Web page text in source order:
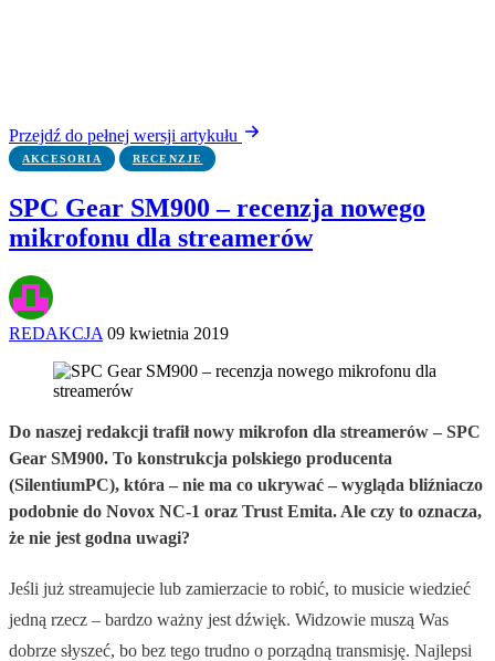
Przejdź do pełnej wersji artykułu
AKCESORIA RECENZJE
SPC Gear SM900 – recenzja nowego
mikrofonu dla streamerów
REDAKCJA 09 kwietnia 2019
Do naszej redakcji trafił nowy mikrofon dla streamerów – SPC
Gear SM900. To konstrukcja polskiego producenta
(SilentiumPC), która – nie ma co ukrywać – wygląda bliźniaczo
podobnie do Novox NC-1 oraz Trust Emita. Ale czy to oznacza,
że nie jest godna uwagi?
Jeśli już streamujecie lub zamierzacie to robić, to musicie wiedzieć
jedną rzecz – bardzo ważny jest dźwięk. Widzowie muszą Was
dobrze słyszeć, bo bez tego trudno o porządną transmisję. Najlepsi